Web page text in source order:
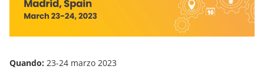
Quando: 23-24 marzo 2023